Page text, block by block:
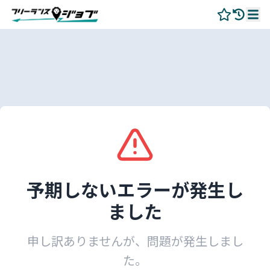
予期しないエラーが発生し
ました
申し訳ありませんが、問題が発生しまし
た。